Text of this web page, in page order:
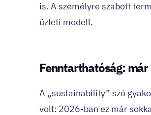
is. A személyre szabott
üzleti modell.
Fenntarthatóság:
A „sustainability” szó
volt: 2026-ban ez már